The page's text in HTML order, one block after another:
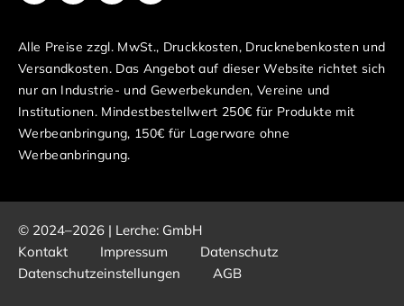
Alle Preise zzgl. MwSt., Druckkosten, Drucknebenkosten und
Versandkosten. Das Angebot auf dieser Website richtet sich
nur an Industrie- und Gewerbekunden, Vereine und
Institutionen. Mindestbestellwert 250€ für Produkte mit
Werbeanbringung, 150€ für Lagerware ohne
Werbeanbringung.
© 2024–2026 | Lerche: GmbH
Kontakt
Impressum
Datenschutz
Datenschutzeinstellungen
AGB